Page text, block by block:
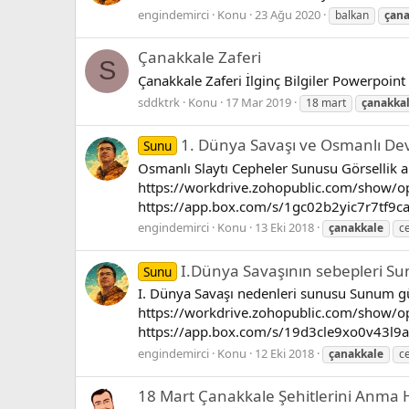
engindemirci Konu 23 Ağu 2020 balkan
S Çanakkale Zaferi
Çanakkale Zaferi İlginç Bilgiler Powerpoint
sddktrk Konu 17 Mar 2019 18 mart
Sunu 1. Dünya Savaşı ve Osmanlı
Osmanlı Slaytı Cepheler Sunusu Görsellik
https://workdrive.zohopublic.com/show/
https://app.box.com/s/
engindemirci Konu 13 Eki 2018 çanakkale
Sunu I.Dünya Savaşının sebepleri
I. Dünya Savaşı nedenleri sunusu Sunum
https://workdrive.zohopublic.com/show/
https://app.box.com/s/
engindemirci Konu 12 Eki 2018 çanakkale
18 Mart Çanakkale Şehitlerini Anma